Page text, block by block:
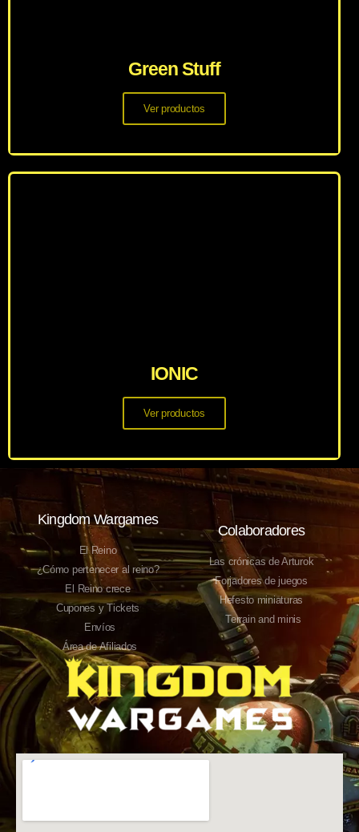
Green Stuff
Ver productos
IONIC
Ver productos
Kingdom Wargames
El Reino
¿Cómo pertenecer al reino?
El Reino crece
Cupones y Tickets
Envíos
Área de Afiliados
Colaboradores
Las crónicas de Arturok
Forjadores de juegos
Hefesto miniaturas
Terrain and minis